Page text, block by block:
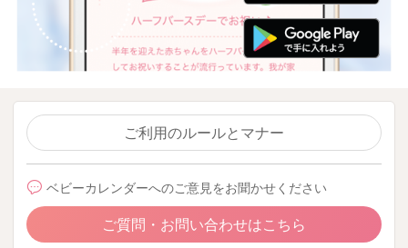
ご利用のルールとマナー
ベビーカレンダーへのご意見をお聞かせください
ご質問・お問い合わせはこちら